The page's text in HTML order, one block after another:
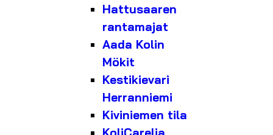
Hattusaaren
rantamajat
Aada Kolin
Mökit
Kestikievari
Herranniemi
Kiviniemen tila